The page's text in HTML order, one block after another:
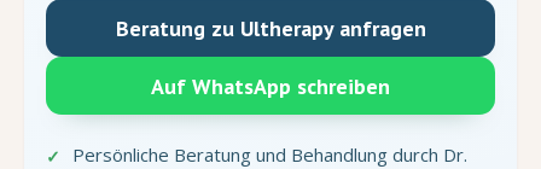
Beratung zu Ultherapy anfragen
Auf WhatsApp schreiben
Persönliche Beratung und Behandlung durch Dr.